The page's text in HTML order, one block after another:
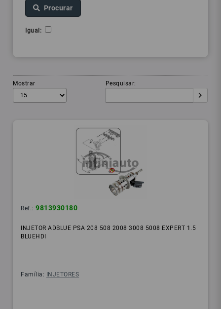
Procurar
Igual:
Mostrar Pesquisar:
Ref.: 9813930180
INJETOR ADBLUE PSA 208 508 2008 3008 5008 EXPERT 1.5
BLUEHDI
Família: INJETORES